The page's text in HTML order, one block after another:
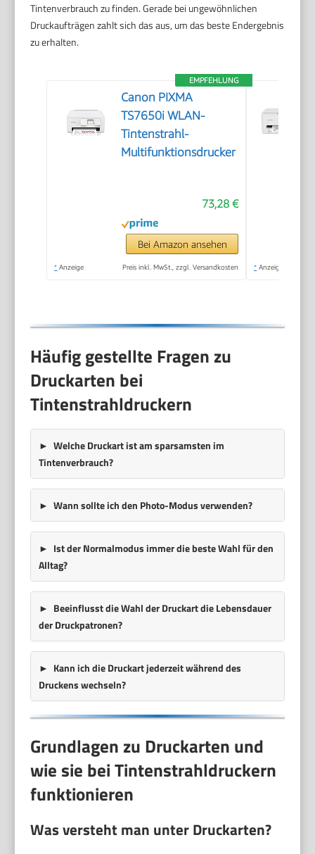
Tintenverbrauch zu finden. Gerade bei ungewöhnlichen
Druckaufträgen zahlt sich das aus, um das beste Endergebnis
zu erhalten.
EMPFEHLUNG
Canon PIXMA
TS7650i WLAN-
Tintenstrahl-
Multifunktionsdrucker
73,28 €
Bei Amazon ansehen
* Anzeige Preis inkl. MwSt., zzgl. Versandkosten * Anzeige
Häufig gestellte Fragen zu
Druckarten bei
Tintenstrahldruckern
Welche Druckart ist am sparsamsten im
Tintenverbrauch?
Wann sollte ich den Photo-Modus verwenden?
Ist der Normalmodus immer die beste Wahl für den
Alltag?
Beeinflusst die Wahl der Druckart die Lebensdauer
der Druckpatronen?
Kann ich die Druckart jederzeit während des
Druckens wechseln?
Grundlagen zu Druckarten und
wie sie bei Tintenstrahldruckern
funktionieren
Was versteht man unter Druckarten?